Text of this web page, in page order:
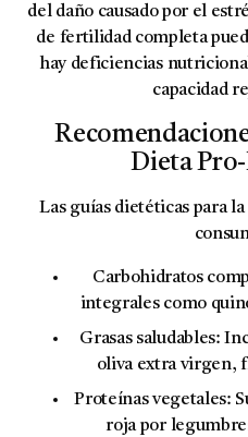
del daño causado por el
de fertilidad completa
hay deficiencias
capacidad
Dieta
Las guías dietéticas para
Carbohidratos
integrales como
Grasas saludables:
oliva extra virgen,
Proteínas vegetales:
roja por